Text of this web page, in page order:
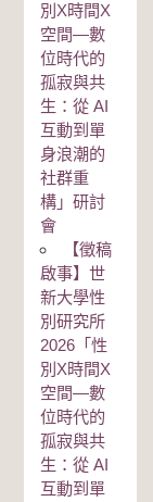
別Χ時間Χ
空間—數
位時代的
孤寂與共
生：從 AI
互動到單
身浪潮的
社群重
構」研討
會
【徵稿
啟事】世
新大學性
別研究所
2026「性
別Χ時間Χ
空間—數
位時代的
孤寂與共
生：從 AI
互動到單